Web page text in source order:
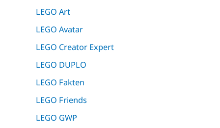
LEGO Art
LEGO Avatar
LEGO Creator Expert
LEGO DUPLO
LEGO Fakten
LEGO Friends
LEGO GWP